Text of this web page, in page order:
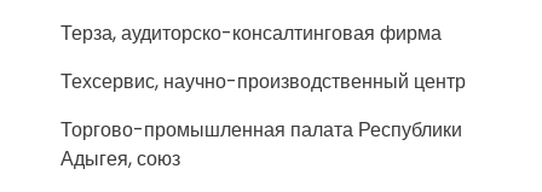
Терза, аудиторско-консалтинговая фирма
Техсервис, научно-производственный центр
Торгово-промышленная палата Республики
Адыгея, союз